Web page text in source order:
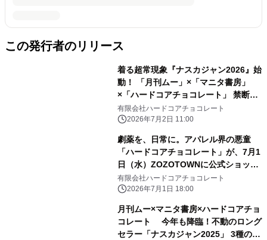
この発行者のリリース
着る超常現象『ナスカジャン2026』始
動！ 「月刊ムー」×「マニタ書房」
×「ハードコアチョコレート」 禁断の
トリプルコラボ全3種が、7月3日(金)
より受注期間限定の特別価格で受付開
有限会社ハードコアチョコレート
2026年7月2日 11:00
劇薬を、日常に。アパレル界の悪童
「ハードコアチョコレート」が、7月1
日（水）ZOZOTOWNに公式ショップ
をオープン！異端児が放つ、新時代の
ファッションステートメント。
有限会社ハードコアチョコレート
2026年7月1日 18:00
月刊ムー×マニタ書房×ハードコアチョ
コレート 今年も降臨！不動のロング
セラー「ナスカジャン2025」 3種の受